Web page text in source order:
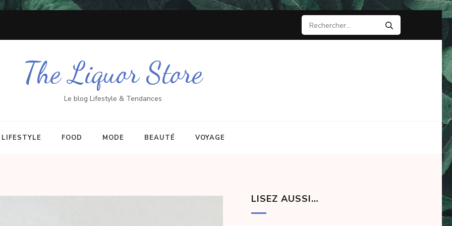
Rechercher :
The Liquor Store
Le blog Lifestyle & Tendances
LIFESTYLE FOOD MODE BEAUTÉ VOYAGE
LISEZ AUSSI…